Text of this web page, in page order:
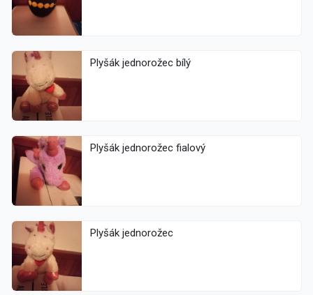
Plyšák jednorožec bílý
Plyšák jednorožec fialový
Plyšák jednorožec